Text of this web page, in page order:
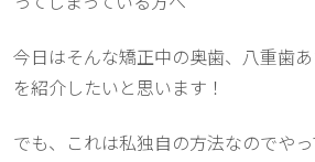
今日はそんな矯正中の奥歯、八重歯
を紹介したいと思います！
でも、これは私独自の方法なのでや